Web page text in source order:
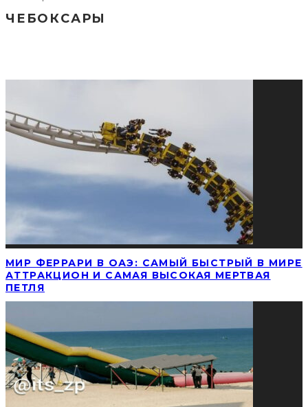
ЧЕБОКСАРЫ
МИР ФЕРРАРИ В ОАЭ: САМЫЙ БЫСТРЫЙ В МИРЕ
АТТРАКЦИОН И САМАЯ ВЫСОКАЯ МЕРТВАЯ
ПЕТЛЯ